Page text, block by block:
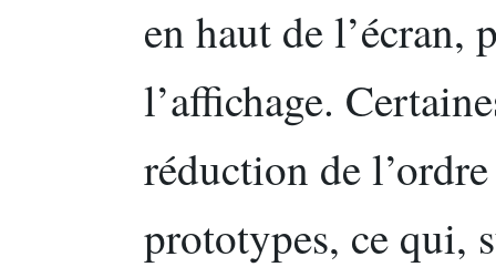
en haut de l’écran,
l’affichage.
réduction de
prototypes, ce qui,